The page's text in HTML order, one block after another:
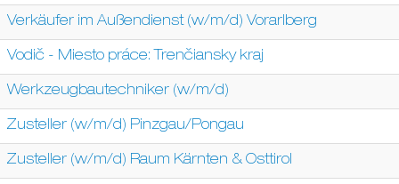
Verkäufer im Außendienst (w/m/d) Vorarlberg
Vodič - Miesto práce: Trenčiansky kraj
Werkzeugbautechniker (w/m/d)
Zusteller (w/m/d) Pinzgau/Pongau
Zusteller (w/m/d) Raum Kärnten & Osttirol